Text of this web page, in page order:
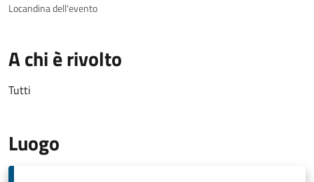
Locandina dell'evento
A chi è rivolto
Tutti
Luogo